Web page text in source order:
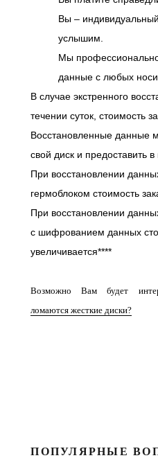
Вы –
услышим.
Мы
данные с любых
В случае экстренного
течении суток, стоимость
Восстановленные данные
свой диск и предоставить
При восстановлении
гермоблоком стоимость
При восстановлении
с шифрованием данных
увеличивается****
Возможно Вам будет
ломаются жесткие диски?
ПОПУЛЯРНЫЕ